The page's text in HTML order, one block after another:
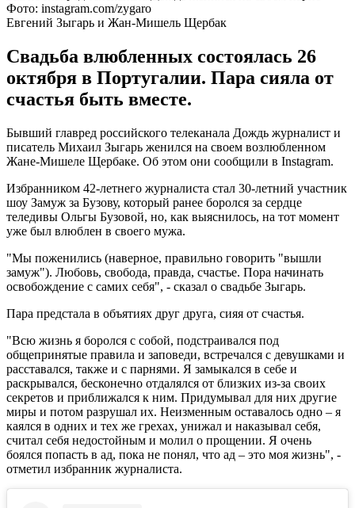
Фото: instagram.com/zygaro
Евгений Зыгарь и Жан-Мишель Щербак
Свадьба влюбленных состоялась 26
октября в Португалии. Пара сияла от
счастья быть вместе.
Бывший главред российского телеканала Дождь журналист и
писатель Михаил Зыгарь женился на своем возлюбленном
Жане-Мишеле Щербаке. Об этом они сообщили в Instagram.
Избранником 42-летнего журналиста стал 30-летний участник
шоу Замуж за Бузову, который ранее боролся за сердце
теледивы Ольгы Бузовой, но, как выяснилось, на тот момент
уже был влюблен в своего мужа.
"Мы поженились (наверное, правильно говорить "вышли
замуж"). Любовь, свобода, правда, счастье. Пора начинать
освобождение с самих себя", - сказал о свадьбе Зыгарь.
Пара предстала в объятиях друг друга, сияя от счастья.
"Всю жизнь я боролся с собой, подстраивался под
общепринятые правила и заповеди, встречался с девушками и
расставался, также и с парнями. Я замыкался в себе и
раскрывался, бесконечно отдалялся от близких из-за своих
секретов и приближался к ним. Придумывал для них другие
миры и потом разрушал их. Неизменным оставалось одно – я
каялся в одних и тех же грехах, унижал и наказывал себя,
считал себя недостойным и молил о прощении. Я очень
боялся попасть в ад, пока не понял, что ад – это моя жизнь", -
отметил избранник журналиста.